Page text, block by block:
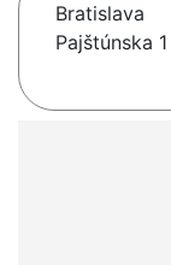
Bratislava
Pajštúnska 1